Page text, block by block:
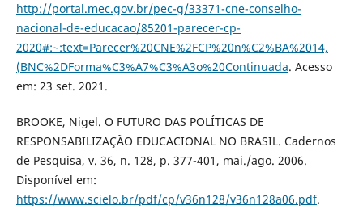
http://portal.mec.gov.br/pec-g/33371-cne-conselho-
nacional-de-educacao/85201-parecer-cp-
2020#:~:text=Parecer%20CNE%2FCP%20n%C2%BA%2014,
(BNC%2DForma%C3%A7%C3%A3o%20Continuada. Acesso
em: 23 set. 2021.
BROOKE, Nigel. O FUTURO DAS POLÍTICAS DE
RESPONSABILIZAÇÃO EDUCACIONAL NO BRASIL. Cadernos
de Pesquisa, v. 36, n. 128, p. 377-401, mai./ago. 2006.
Disponível em:
https://www.scielo.br/pdf/cp/v36n128/v36n128a06.pdf.